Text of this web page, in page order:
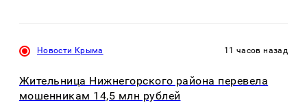
Новости Крыма 11 часов назад
Жительница Нижнегорского района перевела
мошенникам 14,5 млн рублей